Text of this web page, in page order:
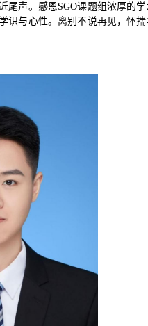
尾声。感恩SGO课题组浓厚的
识与心性。离别不说再见，怀